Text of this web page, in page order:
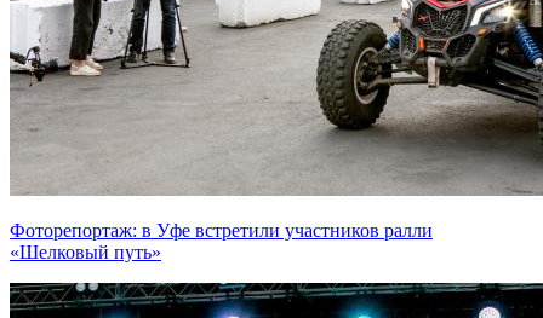
Фоторепортаж: в Уфе встретили участников ралли
«Шелковый путь»